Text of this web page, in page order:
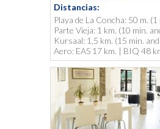
Distancias:
Playa de La Concha: 50 m.
Parte Vieja: 1 km. (10 min.
Kursaal: 1,5 km. (15 min.
Aero: EAS 17 km. | BIQ 48